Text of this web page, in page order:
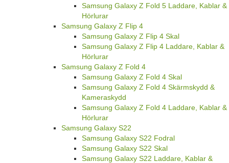
Samsung Galaxy Z Fold 5 Laddare, Kablar &
Hörlurar
Samsung Galaxy Z Flip 4
Samsung Galaxy Z Flip 4 Skal
Samsung Galaxy Z Flip 4 Laddare, Kablar &
Hörlurar
Samsung Galaxy Z Fold 4
Samsung Galaxy Z Fold 4 Skal
Samsung Galaxy Z Fold 4 Skärmskydd &
Kameraskydd
Samsung Galaxy Z Fold 4 Laddare, Kablar &
Hörlurar
Samsung Galaxy S22
Samsung Galaxy S22 Fodral
Samsung Galaxy S22 Skal
Samsung Galaxy S22 Laddare, Kablar &